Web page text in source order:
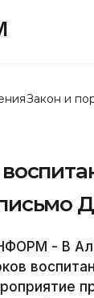
Закон и
- В